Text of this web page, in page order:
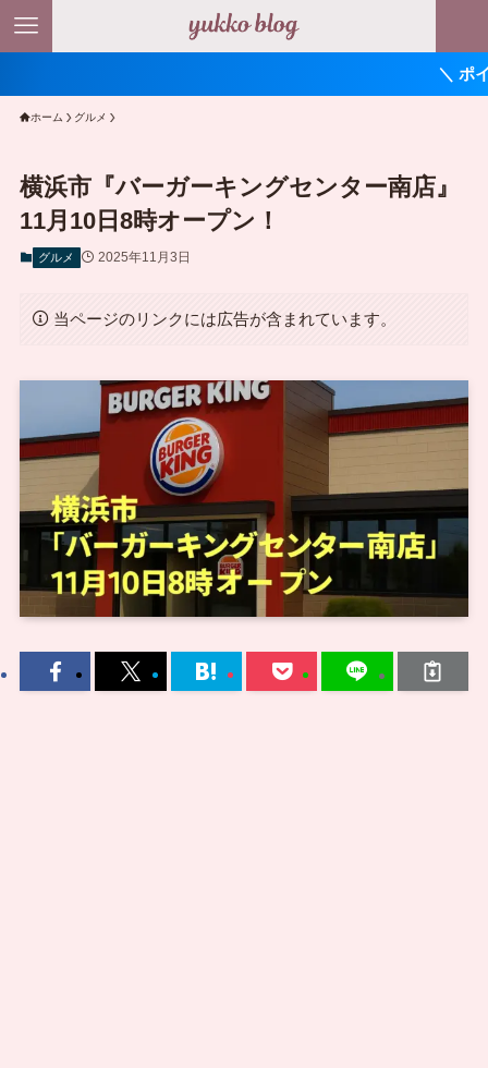
＼ ポイント最大11
ホーム グルメ
横浜市『バーガーキングセンター南店』
11月10日8時オープン！
グルメ 2025年11月3日
当ページのリンクには広告が含まれています。